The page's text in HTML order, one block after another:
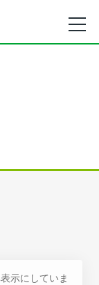
示にしていま